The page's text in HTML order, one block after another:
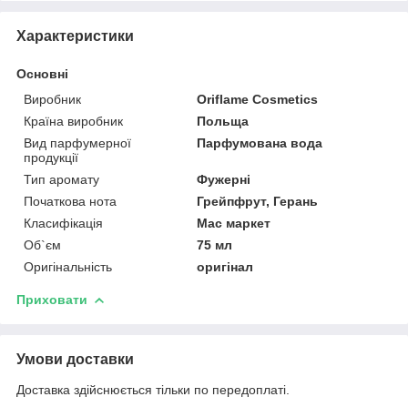
Характеристики
Основні
Виробник
Oriflame Cosmetics
Країна виробник
Польща
Вид парфумерної
продукції
Парфумована вода
Тип аромату
Фужерні
Початкова нота
Грейпфрут, Герань
Класифікація
Мас маркет
Об`єм
75 мл
Оригінальність
оригінал
Приховати
Умови доставки
Доставка здійснюється тільки по передоплаті.